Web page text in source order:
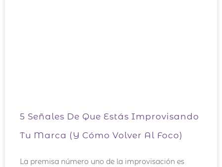
5 Señales De Que Estás Improvisando
Tu Marca (y Cómo Volver Al Foco)
La premisa número uno de la improvisación es